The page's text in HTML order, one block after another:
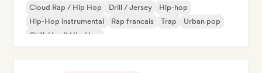
Cloud Rap / Hip Hop Drill / Jersey
Hip-hop
Hip-Hop instrumental
Rap francais Trap
Urban pop
Chill / Lo-fi Hip-Hop